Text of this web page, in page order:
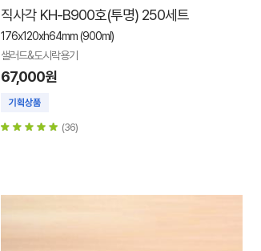
직사각 KH-B900호(투명) 250세트
176x120xh64mm (900ml)
샐러드&도시락용기
67,000원
(36)